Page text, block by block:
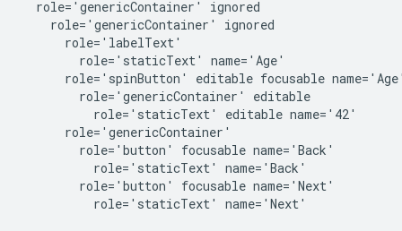
  role='genericContainer' ignored
    role='genericContainer' ignored
      role='labelText'
        role='staticText' name='Age'
role='spinButton' editable focusable
        role='genericContainer' editable
          role='staticText' editable name='42'
      role='genericContainer'
        role='button' focusable name='Back'
          role='staticText' name='Back'
        role='button' focusable name='Next'